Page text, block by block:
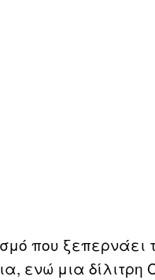
που ξεπερνάει
ενώ μια δίλιτρη